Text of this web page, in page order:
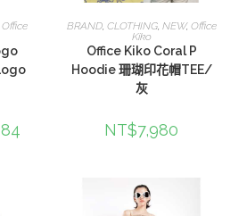
Office
查看內容
BRAND, CLOTHING, NEW, Office
Kiko
Office Kiko Coral P
Hoodie 珊瑚印花帽TEE/
灰
NT$7,980